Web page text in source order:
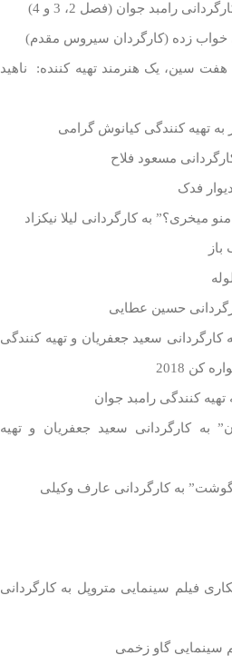
رامبد جوان (فصل 2، 3 و 4)
زده (کارگردان سیروس مقدم)
سین، یک هنرمند تهیه کننده: ناهید
تهیه کنندگی کیانوش گرامی
مسعود فلاح
فدک
میخری؟” به کارگردانی لیلا نیکزاد
حسین عطایی
کارگردانی سعید جعفریان و تهیه کنندگی
کن 2018
کنندگی رامبد جوان
به کارگردانی سعید جعفریان و تهیه
به کارگردانی عارف وکیلی
فیلم سینمایی متروپل به کارگردانی
سینمایی گاو زخمی